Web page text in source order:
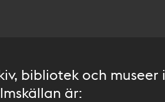
bibliotek och museer i
är: